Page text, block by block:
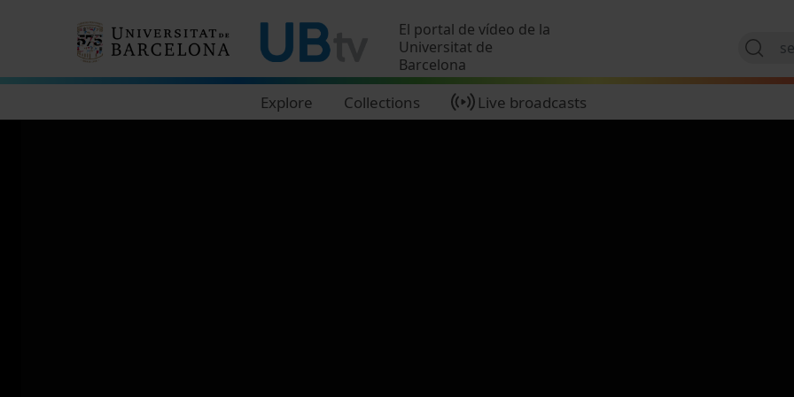
El portal de vídeo de la
Universitat de
Barcelona
Explore Collections Live broadcasts